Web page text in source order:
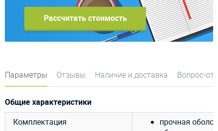
Рассчитать стоимость
Параметры Отзывы Наличие и доставка Вопрос-
Общие характеристики
Комплектация
прочная